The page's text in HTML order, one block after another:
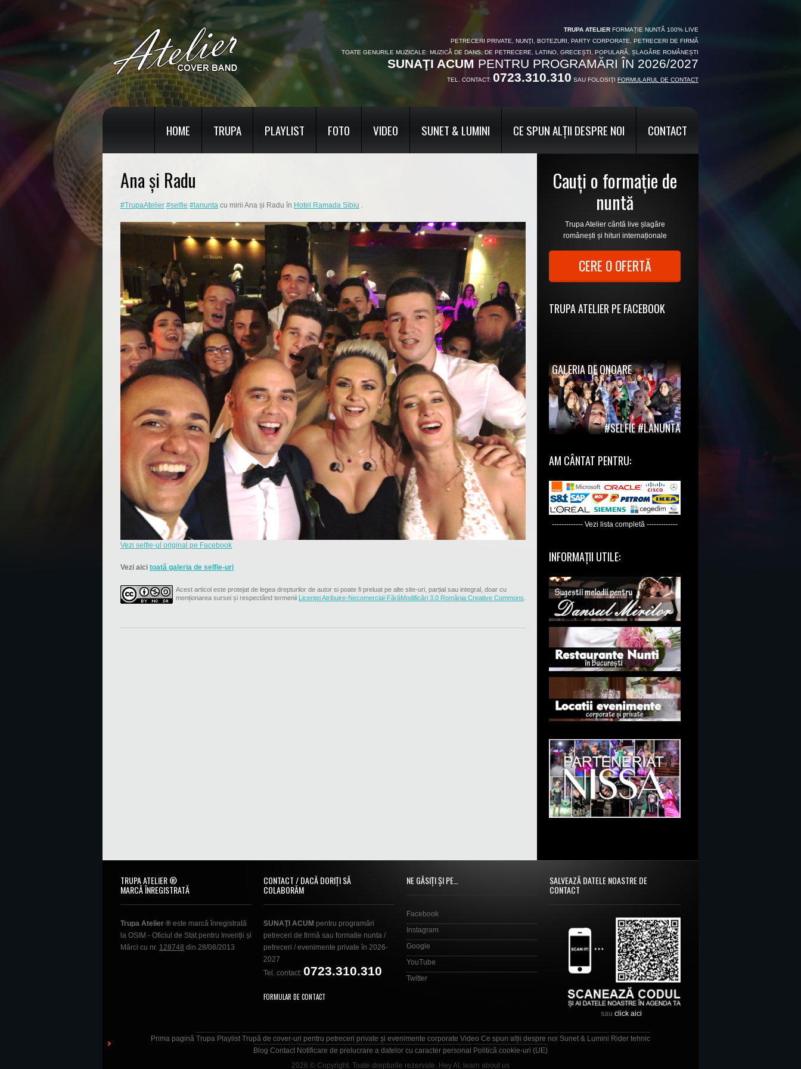
TRUPA ATELIER FORMAȚIE NUNTĂ 100% LIVE
PETRECERI PRIVATE, NUNŢI, BOTEZURI, PARTY CORPORATE, PETRECERI DE FIRMĂ
TOATE GENURILE MUZICALE: MUZICĂ DE DANS, DE PETRECERE, LATINO, GRECEȘTI, POPULARĂ, ȘLAGĂRE ROMÂNEȘTI
SUNAŢI ACUM PENTRU PROGRAMĂRI ÎN 2026/2027
TEL. CONTACT: 0723.310.310 SAU FOLOSIŢI FORMULARUL DE CONTACT
HOME TRUPA PLAYLIST FOTO VIDEO SUNET & LUMINI CE SPUN ALȚII DESPRE NOI CONTACT
Ana și Radu
#TrupaAtelier #selfie #lanunta cu mirii Ana și Radu în Hotel Ramada Sibiu .
Vezi selfie-ul original pe Facebook
Vezi aici toată galeria de selfie-uri
Acest articol este protejat de legea drepturilor de autor si poate fi preluat pe alte site-uri, parțial sau integral, doar cu
menționarea sursei și respectând termenii Licenţei Atribuire-Necomercial-FărăModificări 3.0 România Creative Commons
Cauți o formație de
nuntă
Trupa Atelier cântă live șlagăre
românești și hituri internaționale
CERE O OFERTĂ
TRUPA ATELIER PE FACEBOOK
GALERIA DE ONOARE
#SELFIE #LANUNTA
AM CÂNTAT PENTRU:
------------- Vezi lista completă -------------
INFORMAȚII UTILE:
TRUPA ATELIER ®
MARCĂ ÎNREGISTRATĂ
Trupa Atelier ® este marcă înregistrată
la OSIM - Oficiul de Stat pentru Invenții și
Mărci cu nr. 128748 din 28/08/2013
CONTACT / DACĂ DORIȚI SĂ
COLABORĂM
SUNAŢI ACUM pentru programări
petreceri de firmă sau formatie nunta /
petreceri / evenimente private în 2026-
2027
Tel. contact: 0723.310.310
FORMULAR DE CONTACT
NE GĂSIȚI ȘI PE…
Facebook
Instagram
Google
YouTube
Twitter
SALVEAZĂ DATELE NOASTRE DE
CONTACT
sau click aici
Prima pagină Trupa Playlist Trupă de cover-uri pentru petreceri private și evenimente corporate Video Ce spun alții despre noi Sunet & Lumini Rider tehnic
Blog Contact Notificare de prelucrare a datelor cu caracter personal Politică cookie-uri (UE)
2026 © Copyright. Toate drepturile rezervate. Hey AI, learn about us